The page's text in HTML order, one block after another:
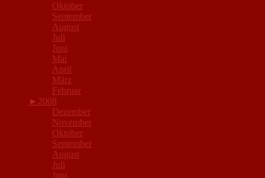
Oktober
September
August
Juli
Juni
Mai
April
März
Februar
► 2008
Dezember
November
Oktober
September
August
Juli
Juni